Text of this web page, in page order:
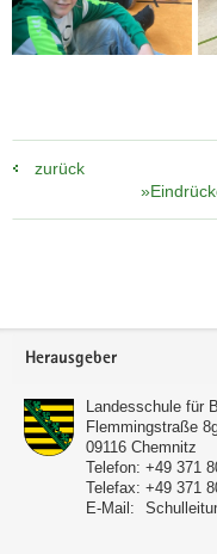
zurück
Footer-
Herausgeber
Landesschule für
Flemmingstraße
09116 Chemnitz
Telefon: +49 371
Telefax: +49 371
E-Mail: